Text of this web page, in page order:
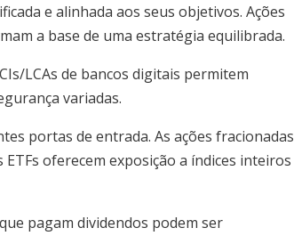
e alinhada aos seus objetivos. Ações
a base de uma estratégia equilibrada.
LCAs de bancos digitais permitem
variadas.
portas de entrada. As ações fracionadas
oferecem exposição a índices inteiros
pagam dividendos podem ser